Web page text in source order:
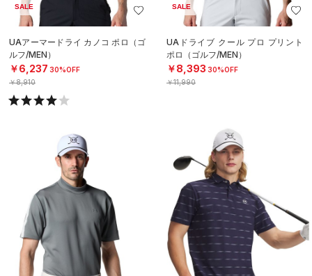
SALE
UAアーマードライ カノコ ポロ（ゴ
ルフ/MEN）
￥6,237 30%OFF
￥8,910
SALE
UAドライブ クール プロ プリント
ポロ（ゴルフ/MEN）
￥8,393 30%OFF
￥11,990